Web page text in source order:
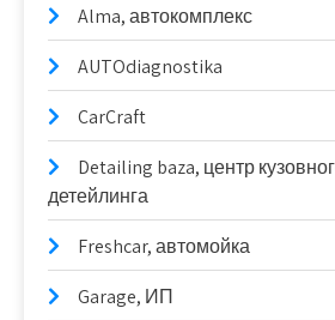
Alma, автокомплекс
AUTOdiagnostika
CarCraft
Detailing baza, центр
детейлинга
Freshcar, автомойка
Garage, ИП